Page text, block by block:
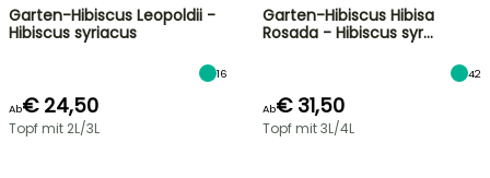
Garten-Hibiscus Leopoldii -
Hibiscus syriacus
16
Ab€ 24,50
Topf mit 2L/3L
Garten-Hibiscus Hibisa
Rosada - Hibiscus syr…
42
Ab€ 31,50
Topf mit 3L/4L